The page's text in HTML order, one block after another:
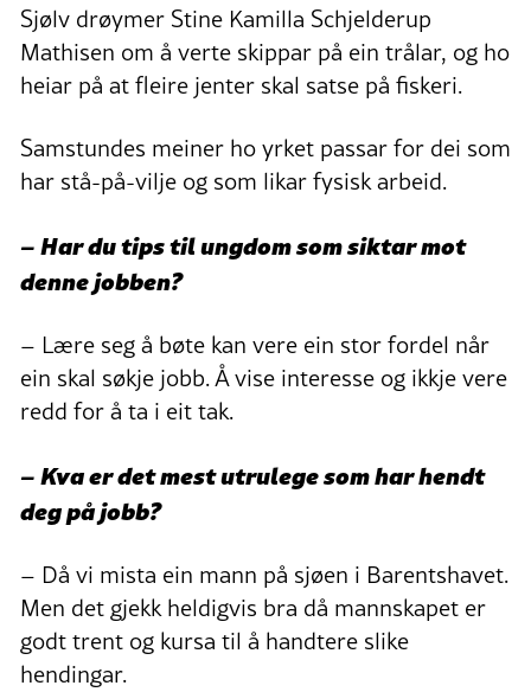
Sjølv drøymer Stine Kamilla Schjelderup
Mathisen om å verte skippar på ein trålar, og ho
heiar på at fleire jenter skal satse på fiskeri.
Samstundes meiner ho yrket passar for dei som
har stå-på-vilje og som likar fysisk arbeid.
– Har du tips til ungdom som siktar mot
denne jobben?
– Lære seg å bøte kan vere ein stor fordel når
ein skal søkje jobb. Å vise interesse og ikkje vere
redd for å ta i eit tak.
– Kva er det mest utrulege som har hendt
deg på jobb?
– Då vi mista ein mann på sjøen i Barentshavet.
Men det gjekk heldigvis bra då mannskapet er
godt trent og kursa til å handtere slike
hendingar.